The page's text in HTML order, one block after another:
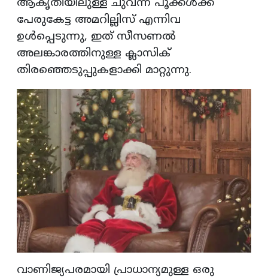
ആകൃതിയിലുള്ള ചുവന്ന പൂക്കൾക്ക്
പേരുകേട്ട അമറില്ലിസ് എന്നിവ
ഉൾപ്പെടുന്നു, ഇത് സീസണൽ
അലങ്കാരത്തിനുള്ള ക്ലാസിക്
തിരഞ്ഞെടുപ്പുകളാക്കി മാറ്റുന്നു.
വാണിജ്യപരമായി പ്രാധാന്യമുള്ള ഒരു